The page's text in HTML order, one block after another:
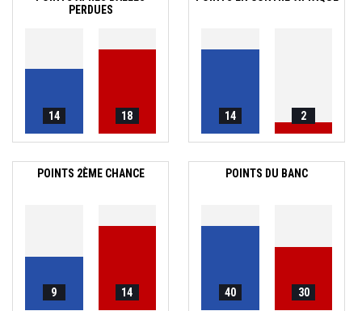
PERDUES
14 18 14 2
POINTS 2ÈME CHANCE
9 14
POINTS DU BANC
40 30